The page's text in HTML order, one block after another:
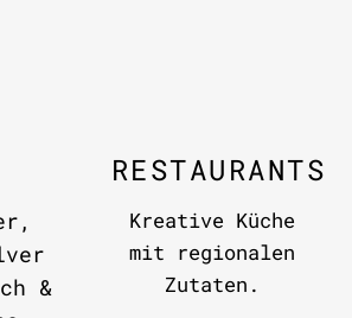
&
RESTAURANTS
Kreative Küche
mit regionalen
Zutaten.